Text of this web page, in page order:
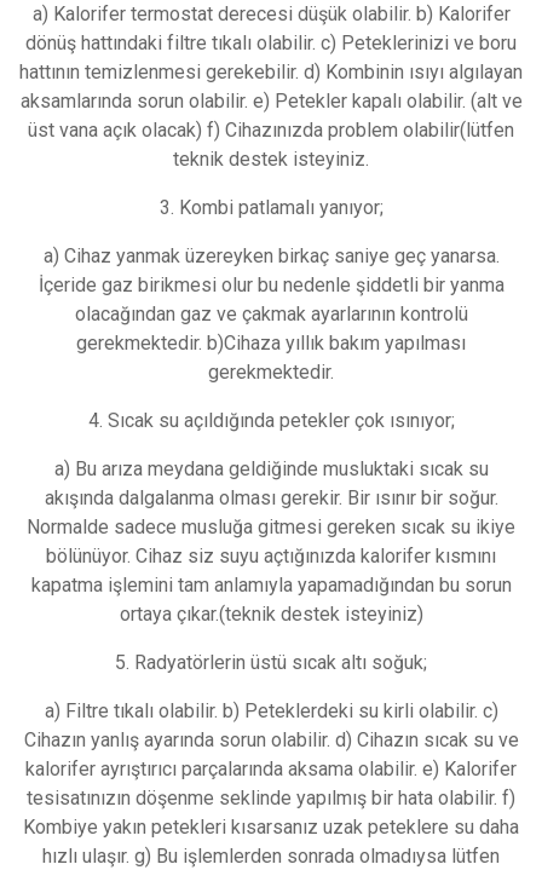
a) Kalorifer termostat derecesi düşük olabilir. b) Kalorifer
dönüş hattındaki filtre tıkalı olabilir. c) Peteklerinizi ve boru
hattının temizlenmesi gerekebilir. d) Kombinin ısıyı algılayan
aksamlarında sorun olabilir. e) Petekler kapalı olabilir. (alt ve
üst vana açık olacak) f) Cihazınızda problem olabilir(lütfen
teknik destek isteyiniz.
3. Kombi patlamalı yanıyor;
a) Cihaz yanmak üzereyken birkaç saniye geç yanarsa.
İçeride gaz birikmesi olur bu nedenle şiddetli bir yanma
olacağından gaz ve çakmak ayarlarının kontrolü
gerekmektedir. b)Cihaza yıllık bakım yapılması
gerekmektedir.
4. Sıcak su açıldığında petekler çok ısınıyor;
a) Bu arıza meydana geldiğinde musluktaki sıcak su
akışında dalgalanma olması gerekir. Bir ısınır bir soğur.
Normalde sadece musluğa gitmesi gereken sıcak su ikiye
bölünüyor. Cihaz siz suyu açtığınızda kalorifer kısmını
kapatma işlemini tam anlamıyla yapamadığından bu sorun
ortaya çıkar.(teknik destek isteyiniz)
5. Radyatörlerin üstü sıcak altı soğuk;
a) Filtre tıkalı olabilir. b) Peteklerdeki su kirli olabilir. c)
Cihazın yanlış ayarında sorun olabilir. d) Cihazın sıcak su ve
kalorifer ayrıştırıcı parçalarında aksama olabilir. e) Kalorifer
tesisatınızın döşenme seklinde yapılmış bir hata olabilir. f)
Kombiye yakın petekleri kısarsanız uzak peteklere su daha
hızlı ulaşır. g) Bu işlemlerden sonrada olmadıysa lütfen